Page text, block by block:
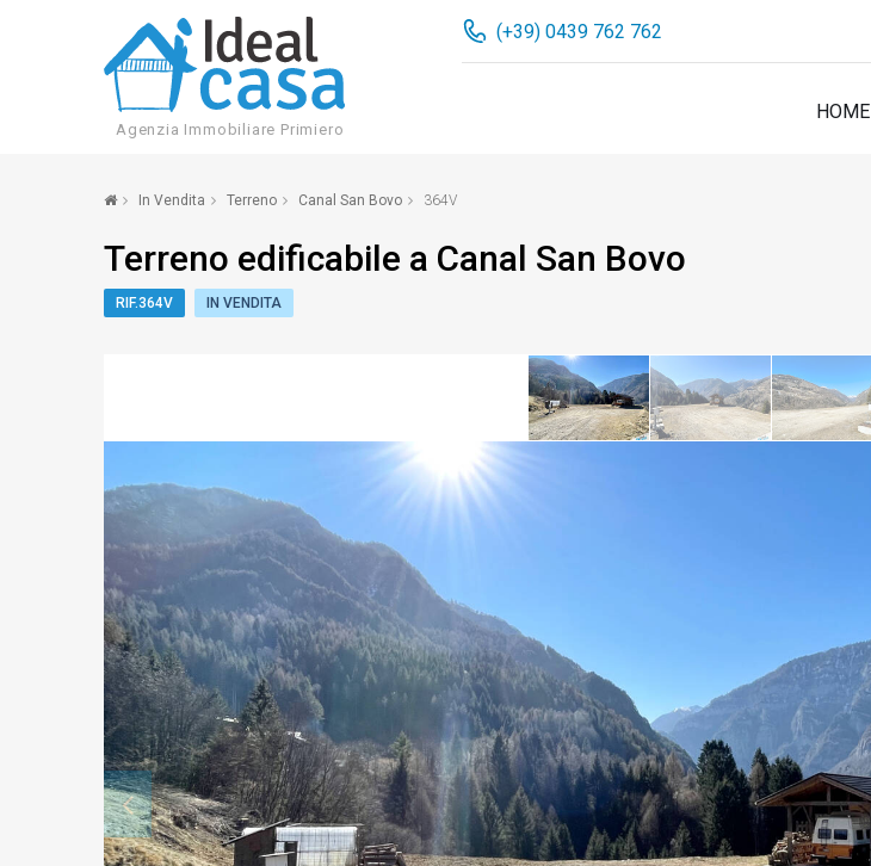
Agenzia Immobiliare Primiero
(+39) 0439 762 762
HOME
In Vendita Terreno Canal San Bovo 364V
Terreno edificabile a Canal San Bovo
RIF.364V IN VENDITA